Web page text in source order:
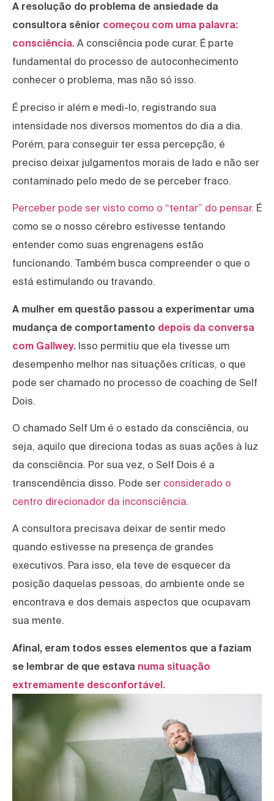
A resolução do problema de ansiedade da
consultora sênior começou com uma palavra:
consciência. A consciência pode curar. É parte
fundamental do processo de autoconhecimento
conhecer o problema, mas não só isso.
É preciso ir além e medi-lo, registrando sua
intensidade nos diversos momentos do dia a dia.
Porém, para conseguir ter essa percepção, é
preciso deixar julgamentos morais de lado e não ser
contaminado pelo medo de se perceber fraco.
Perceber pode ser visto como o “tentar” do pensar. É
como se o nosso cérebro estivesse tentando
entender como suas engrenagens estão
funcionando. Também busca compreender o que o
está estimulando ou travando.
A mulher em questão passou a experimentar uma
mudança de comportamento depois da conversa
com Gallwey. Isso permitiu que ela tivesse um
desempenho melhor nas situações críticas, o que
pode ser chamado no processo de coaching de Self
Dois.
O chamado Self Um é o estado da consciência, ou
seja, aquilo que direciona todas as suas ações à luz
da consciência. Por sua vez, o Self Dois é a
transcendência disso. Pode ser considerado o
centro direcionador da inconsciência.
A consultora precisava deixar de sentir medo
quando estivesse na presença de grandes
executivos. Para isso, ela teve de esquecer da
posição daquelas pessoas, do ambiente onde se
encontrava e dos demais aspectos que ocupavam
sua mente.
Afinal, eram todos esses elementos que a faziam
se lembrar de que estava numa situação
extremamente desconfortável.